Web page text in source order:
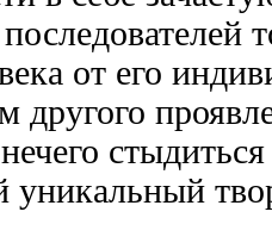
от его
другого